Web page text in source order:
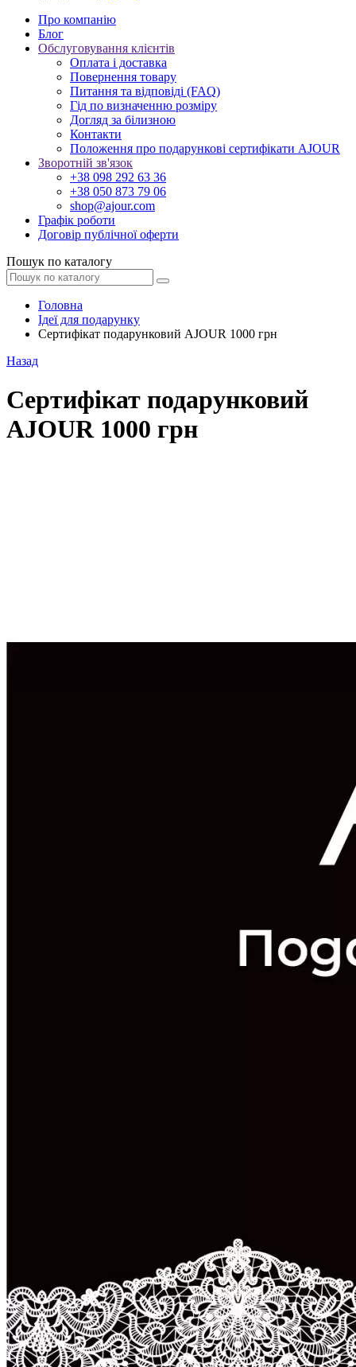
Про компанію
Блог
Обслуговування клієнтів
Оплата і доставка
Повернення товару
Питання та відповіді (FAQ)
Гід по визначенню розміру
Догляд за білизною
Контакти
Положення про подарункові сертифікати AJOUR
Зворотній зв'язок
+38 098 292 63 36
+38 050 873 79 06
shop@ajour.com
Графік роботи
Договір публічної оферти
Пошук по каталогу
Головна
Ідеї для подарунку
Сертифікат подарунковий AJOUR 1000 грн
Назад
Сертифікат подарунковий
AJOUR 1000 грн